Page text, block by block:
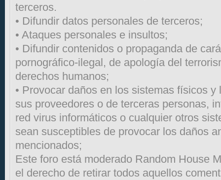
terceros.
• Difundir datos personales de terceros;
• Ataques personales e insultos;
• Difundir contenidos o propaganda de
pornográfico-ilegal, de apología del
derechos humanos;
• Provocar daños en los sistemas físicos
sus proveedores o de terceras personas,
red virus informáticos o cualquier otros
sean susceptibles de provocar los daños
mencionados;
Este foro está moderado Random House
el derecho de retirar todos aquellos